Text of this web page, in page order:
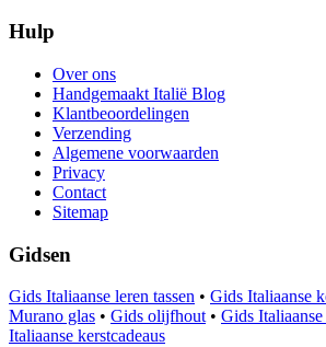
Hulp
Over ons
Handgemaakt Italië Blog
Klantbeoordelingen
Verzending
Algemene voorwaarden
Privacy
Contact
Sitemap
Gidsen
Gids Italiaanse leren tassen • Gids Italiaanse
Murano glas • Gids olijfhout • Gids
Italiaanse kerstcadeaus